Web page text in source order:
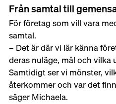
Från samtal till
För företag som vill vara
samtal.
– Det är där vi lär känna
deras nuläge, mål och vilka
Samtidigt ser vi mönster,
återkommer och var det
säger Michaela.